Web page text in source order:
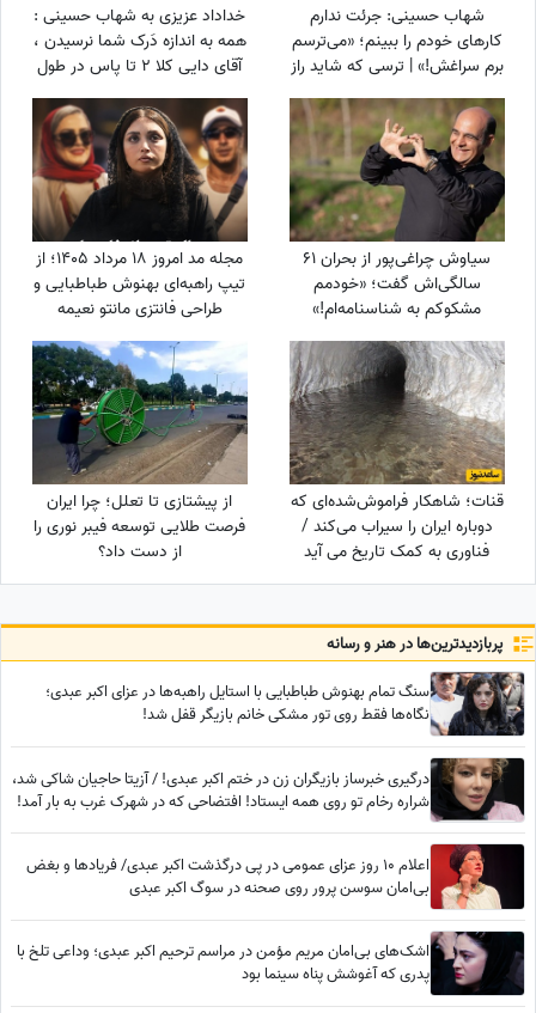
شهاب حسینی: جرئت ندارم
کارهای خودم را ببینم؛ «می‌ترسم
برم سراغش!» | ترسی که شاید راز
موفقیت این بازیگر باشد
خداداد عزیزی به شهاب حسینی :
همه به اندازه دَرک شما نرسیدن ،
آقای دایی کلا 2 تا پاس در طول
بازی فوتبالش داد اونم پشت به
دروازه بود از پاش در رفت
سیاوش چراغی‌پور از بحران 61
سالگی‌اش گفت؛ «خودمم
مشکوکم به شناسنامه‌ام!»
مجله مد امروز 18 مرداد 1405؛ از
تیپ راهبه‌ای بهنوش طباطبایی و
طراحی فانتزی مانتو نعیمه
نظام‌دوست تا استایل عجیب
صابر ابر؛ جنجالی‌ترین انتخاب‌های
مد این روزهای چهره‌ها
قنات؛ شاهکار فراموش‌شده‌ای که
دوباره ایران را سیراب می‌کند /
فناوری به کمک تاریخ می آید
از پیشتازی تا تعلل؛ چرا ایران
فرصت طلایی توسعه فیبر نوری را
از دست داد؟
پربازدید‌ترین‌ها در هنر و رسانه
سنگ تمام بهنوش طباطبایی با استایل راهبه‌ها در عزای اکبر عبدی؛
نگاه‌ها فقط روی تور مشکی خانم بازیگر قفل شد!
درگیری خبرساز بازیگران زن در ختم اکبر عبدی! / آزیتا حاجیان شاکی شد،
شراره رخام تو روی همه ایستاد! افتضاحی که در شهرک غرب به بار آمد!
اعلام 10 روز عزای عمومی در پی درگذشت اکبر عبدی/ فریادها و بغض
بی‌امان سوسن پرور روی صحنه در سوگ اکبر عبدی
اشک‌های بی‌امان مریم مؤمن در مراسم ترحیم اکبر عبدی؛ وداعی تلخ با
پدری که آغوشش پناه سینما بود